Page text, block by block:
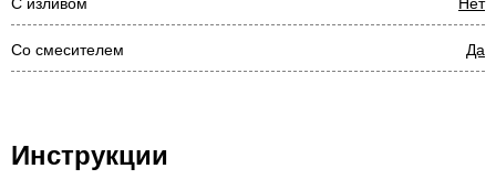
Со смесителем Да
Инструкции